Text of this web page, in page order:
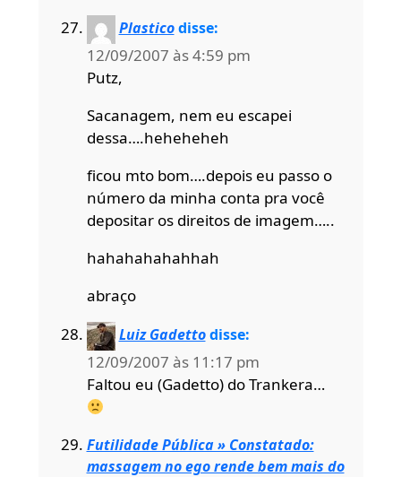
Plastico disse:
12/09/2007 às 4:59 pm
Putz,
Sacanagem, nem eu escapei
dessa….heheheheh
ficou mto bom….depois eu passo o
número da minha conta pra você
depositar os direitos de imagem…..
hahahahahahhah
abraço
Luiz Gadetto disse:
12/09/2007 às 11:17 pm
Faltou eu (Gadetto) do Trankera…
Futilidade Pública » Constatado:
massagem no ego rende bem mais do